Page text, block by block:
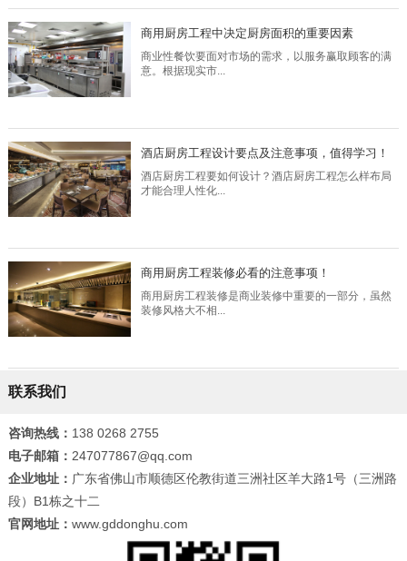
商用厨房工程中决定厨房面积的重要因素
商业性餐饮要面对市场的需求，以服务赢取顾客的满
意。根据现实市...
酒店厨房工程设计要点及注意事项，值得学习！
酒店厨房工程要如何设计？酒店厨房工程怎么样布局
才能合理人性化...
商用厨房工程装修必看的注意事项！
商用厨房工程装修是商业装修中重要的一部分，虽然
装修风格大不相...
联系我们
咨询热线： 138 0268 2755
电子邮箱： 247077867@qq.com
企业地址： 广东省佛山市顺德区伦教街道三洲社区羊大路1号（三洲路
段）B1栋之十二
官网地址： www.gddonghu.com